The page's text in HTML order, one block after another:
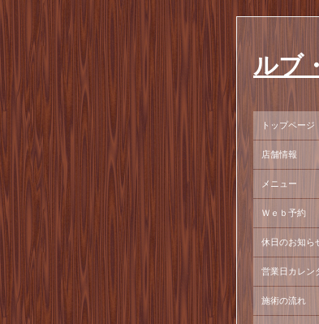
ルブ
トップページ
店舗情報
メニュー
Ｗｅｂ予約
休日のお知ら
営業日カレン
施術の流れ